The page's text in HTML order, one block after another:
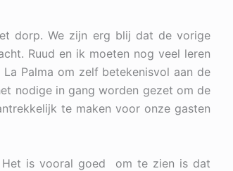
dorp. We zijn erg blij dat de vorige
Ruud en ik moeten nog veel leren
Palma om zelf betekenisvol aan de
nodige in gang worden gezet om de
te maken voor onze gasten
Het is vooral goed om te zien is dat